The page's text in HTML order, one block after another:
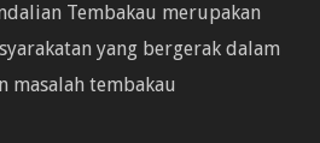
Tembakau merupakan
yang bergerak dalam
masalah tembakau